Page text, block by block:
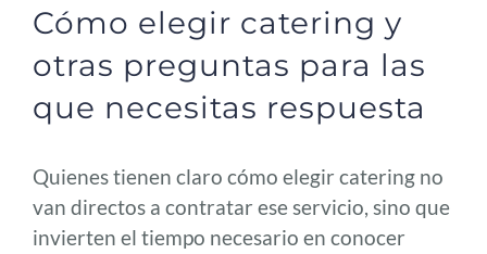
Cómo elegir catering y
otras preguntas para las
que necesitas respuesta
Quienes tienen claro cómo elegir catering no
van directos a contratar ese servicio, sino que
invierten el tiempo necesario en conocer